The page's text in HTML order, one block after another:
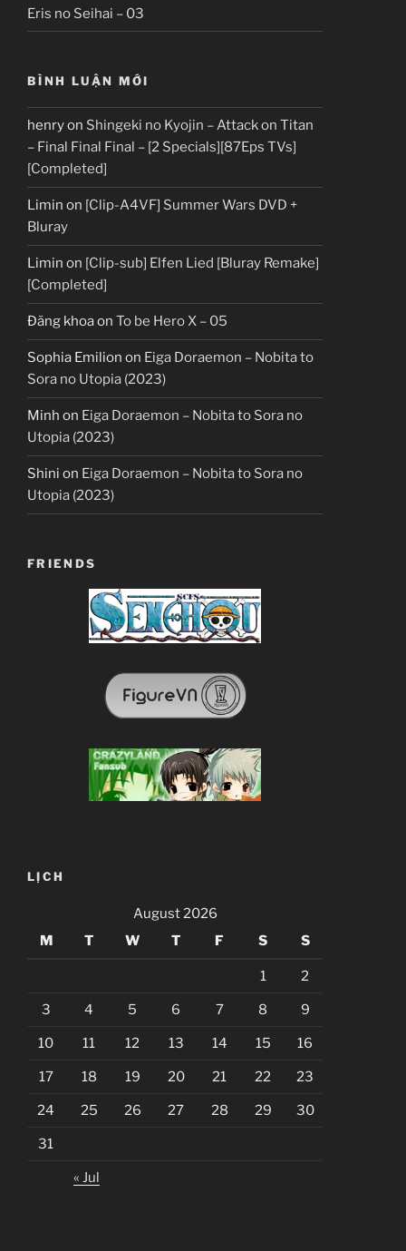
Eris no Seihai – 03
BÌNH LUẬN MỚI
henryon Shingeki no Kyojin – Attack on Titan
– Final Final Final – [2 Specials][87Eps TVs]
[Completed]
Limin on [Clip-A4VF] Summer Wars DVD +
Bluray
Limin on [Clip-sub] Elfen Lied [Bluray Remake]
[Completed]
Đăng khoaon To be Hero X – 05
Sophia Emilion on Eiga Doraemon – Nobita to
Sora no Utopia (2023)
Minh on Eiga Doraemon – Nobita to Sora no
Utopia (2023)
Shini on Eiga Doraemon – Nobita to Sora no
Utopia (2023)
FRIENDS
LỊCH
August 2026
M
T W T F S S
1 2
3 4 5 6 7 8 9
10 11 12 13 14 15 16
17 18 19 20 21 22 23
24 25 26 27 28 29 30
31
« Jul